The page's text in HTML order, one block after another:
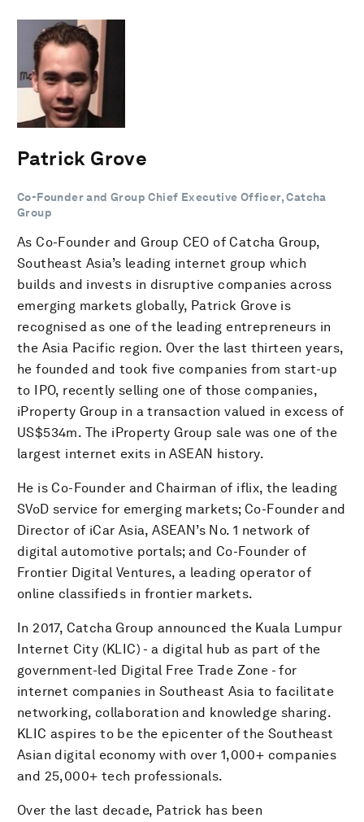
Patrick Grove
Co-Founder and Group Chief Executive Officer, Catcha
Group
As Co-Founder and Group CEO of Catcha Group,
Southeast Asia’s leading internet group which
builds and invests in disruptive companies across
emerging markets globally, Patrick Grove is
recognised as one of the leading entrepreneurs in
the Asia Pacific region. Over the last thirteen years,
he founded and took five companies from start-up
to IPO, recently selling one of those companies,
iProperty Group in a transaction valued in excess of
US$534m. The iProperty Group sale was one of the
largest internet exits in ASEAN history.
He is Co-Founder and Chairman of iflix, the leading
SVoD service for emerging markets; Co-Founder and
Director of iCar Asia, ASEAN’s No. 1 network of
digital automotive portals; and Co-Founder of
Frontier Digital Ventures, a leading operator of
online classifieds in frontier markets.
In 2017, Catcha Group announced the Kuala Lumpur
Internet City (KLIC) - a digital hub as part of the
government-led Digital Free Trade Zone - for
internet companies in Southeast Asia to facilitate
networking, collaboration and knowledge sharing.
KLIC aspires to be the epicenter of the Southeast
Asian digital economy with over 1,000+ companies
and 25,000+ tech professionals.
Over the last decade, Patrick has been